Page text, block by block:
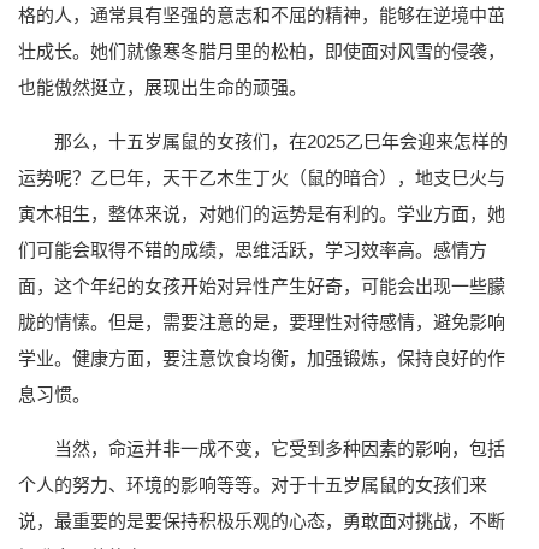
格的人，通常具有坚强的意志和不屈的精神，能够在逆境中茁
壮成长。她们就像寒冬腊月里的松柏，即使面对风雪的侵袭，
也能傲然挺立，展现出生命的顽强。
那么，十五岁属鼠的女孩们，在2025乙巳年会迎来怎样的
运势呢？乙巳年，天干乙木生丁火（鼠的暗合），地支巳火与
寅木相生，整体来说，对她们的运势是有利的。学业方面，她
们可能会取得不错的成绩，思维活跃，学习效率高。感情方
面，这个年纪的女孩开始对异性产生好奇，可能会出现一些朦
胧的情愫。但是，需要注意的是，要理性对待感情，避免影响
学业。健康方面，要注意饮食均衡，加强锻炼，保持良好的作
息习惯。
当然，命运并非一成不变，它受到多种因素的影响，包括
个人的努力、环境的影响等等。对于十五岁属鼠的女孩们来
说，最重要的是要保持积极乐观的心态，勇敢面对挑战，不断